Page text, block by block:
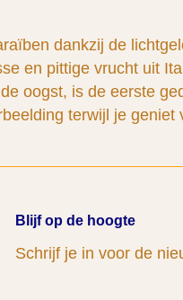
dankzij de
en pittige vrucht uit
oogst, is de eerste
terwijl je
Blijf op de hoogte
Schrijf je in voor de